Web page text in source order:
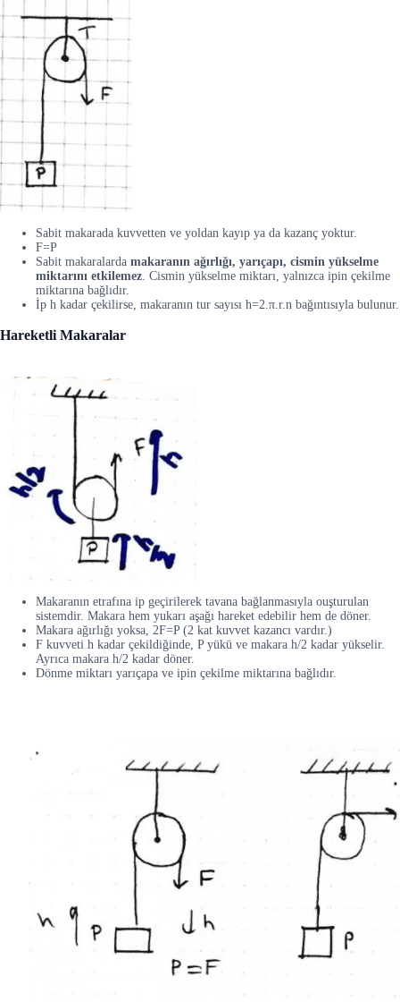
Sabit makarada kuvvetten ve yoldan kayıp ya da kazanç yoktur.
F=P
Sabit makaralarda makaranın ağırlığı, yarıçapı, cismin yükselme
miktarını etkilemez . Cismin yükselme miktarı, yalnızca ipin çekilme
miktarına bağlıdır.
İp h kadar çekilirse, makaranın tur sayısı h=2.π.r.n bağıntısıyla bulunur.
Hareketli Makaralar
Makaranın etrafına ip geçirilerek tavana bağlanmasıyla ouşturulan
sistemdir. Makara hem yukarı aşağı hareket edebilir hem de döner.
Makara ağırlığı yoksa, 2F=P (2 kat kuvvet kazancı vardır.)
F kuvveti h kadar çekildiğinde, P yükü ve makara h/2 kadar yükselir.
Ayrıca makara h/2 kadar döner.
Dönme miktarı yarıçapa ve ipin çekilme miktarına bağlıdır.